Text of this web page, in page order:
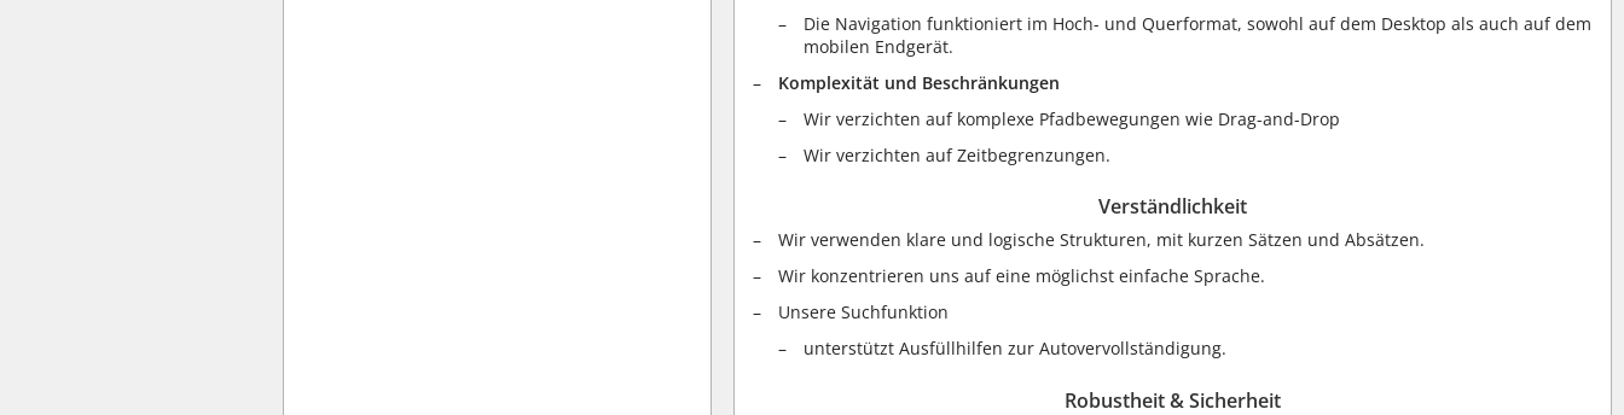
Die Navigation funktioniert im Hoch- und Querformat, sowohl auf dem Desktop als auch auf dem
mobilen Endgerät.
Komplexität und Beschränkungen
Wir verzichten auf komplexe Pfadbewegungen wie Drag-and-Drop
Wir verzichten auf Zeitbegrenzungen.
Verständlichkeit
Wir verwenden klare und logische Strukturen, mit kurzen Sätzen und Absätzen.
Wir konzentrieren uns auf eine möglichst einfache Sprache.
Unsere Suchfunktion
unterstützt Ausfüllhilfen zur Autovervollständigung.
Robustheit & Sicherheit